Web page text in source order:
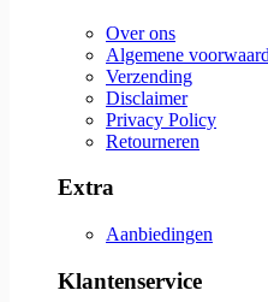
Over ons
Algemene
Verzending
Disclaimer
Privacy Policy
Retourneren
Extra
Aanbiedingen
Klantenservice